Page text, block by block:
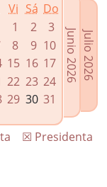
Vi Sá Do
1
2
3
8 9 10
15 16 17
22 23 24
29 30 31
Julio 2026
Junio 2026
☒ Presidenta